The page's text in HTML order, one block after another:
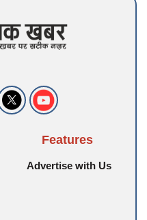
Features
Advertise with Us